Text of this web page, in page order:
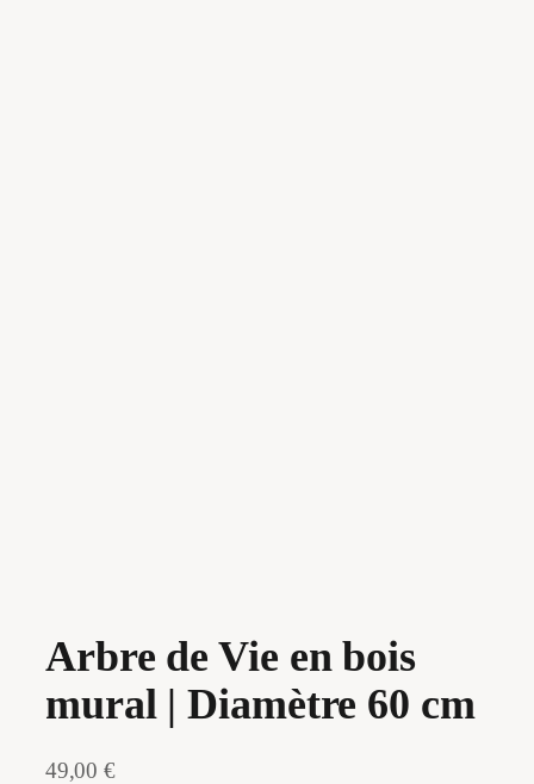
Arbre de Vie en bois
mural | Diamètre 60 cm
49,00 €